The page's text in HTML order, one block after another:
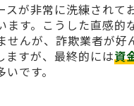
が非常に洗練されて
す。こうした直感的
んが、詐欺業者が好
ますが、最終的には資
です。